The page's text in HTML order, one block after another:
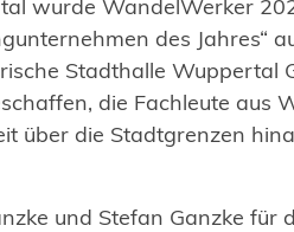
wurde WandelWerker
des Jahres“
Stadthalle Wuppertal
die Fachleute aus
über die Stadtgrenzen
und Stefan Ganzke für